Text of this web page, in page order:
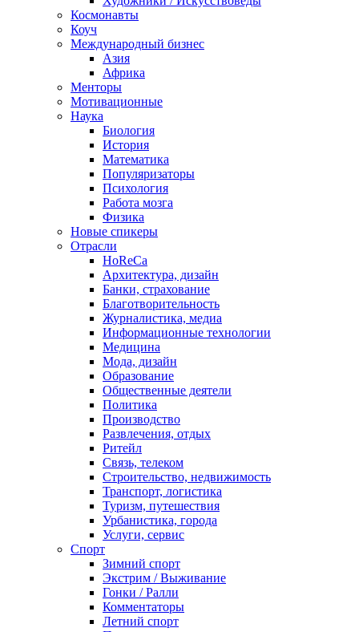
Космонавты
Коуч
Международный бизнес
Азия
Африка
Менторы
Мотивационные
Наука
Биология
История
Математика
Популяризаторы
Психология
Работа мозга
Физика
Новые спикеры
Отрасли
HoReCa
Архитектура, дизайн
Банки, страхование
Благотворительность
Журналистика, медиа
Информационные технологии
Медицина
Мода, дизайн
Образование
Общественные деятели
Политика
Производство
Развлечения, отдых
Ритейл
Связь, телеком
Строительство, недвижимость
Транспорт, логистика
Туризм, путешествия
Урбанистика, города
Услуги, сервис
Спорт
Зимний спорт
Экстрим / Выживание
Гонки / Ралли
Комментаторы
Летний спорт